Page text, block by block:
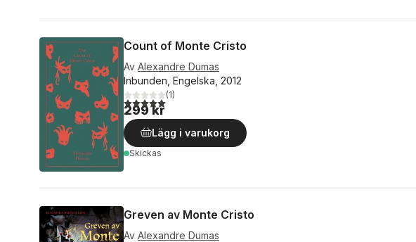
Count of Monte Cristo
Av Alexandre Dumas
Inbunden, Engelska, 2012
5,0utav 5 stjärnor. Totalt antal röster:
(1)
299 kr
Lägg i varukorg
Skickas
Greven av Monte Cristo
Av Alexandre Dumas